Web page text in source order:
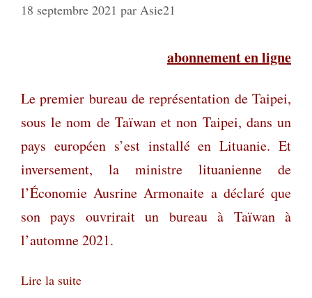
18 septembre 2021 par Asie21
abonnement en ligne
Le premier bureau de représentation de Taipei,
sous le nom de Taïwan et non Taipei, dans un
pays européen s’est installé en Lituanie. Et
inversement, la ministre lituanienne de
l’Économie Ausrine Armonaite a déclaré que
son pays ouvrirait un bureau à Taïwan à
l’automne 2021.
Lire la suite